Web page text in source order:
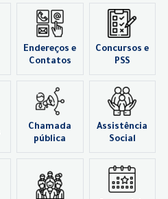
Endereços e
Contatos
Concursos e
PSS
Chamada
pública
Assistência
Social